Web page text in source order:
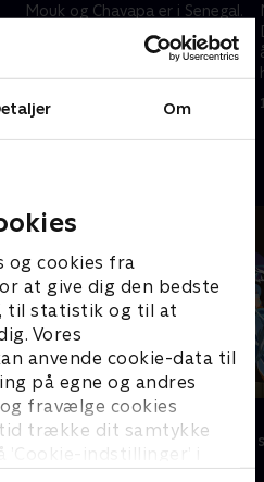
Om
og cookies fra
at give dig den bedste
til statistik og til at
Vores
anvende cookie-data til
på egne og andres
fravælge cookies
trække dit samtykke
indstillinger’ i
Mouk og Chavapa er i Senegal.
Mouk ødelægger ved et uheld
kurven på Boubas cykel. Hr.
liv.
10. februar 2013 • 11 min
Mysticons
Børneserier • 1